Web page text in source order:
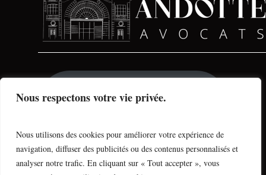
Nous respectons votre vie privée.
Nous utilisons des cookies pour améliorer votre expérience de
navigation, diffuser des publicités ou des contenus personnalisés et
analyser notre trafic. En cliquant sur « Tout accepter », vous
accompagnement juridique
Mentions légales